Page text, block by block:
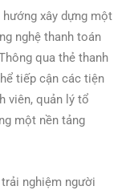
xây dựng một
nghệ thanh toán
qua thẻ thanh
tiếp cận các tiện
viên, quản lý tổ
một nền tảng
nghiệm người